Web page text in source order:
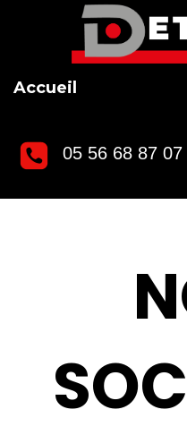
Accueil
05 56 68 87 07